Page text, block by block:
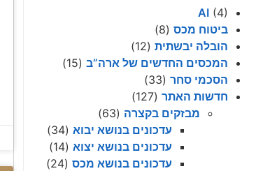
AI (4)
ביטוח מכס (8)
הובלה יבשתית (12)
המכסים החדשים של ארה”ב (15)
הסכמי סחר (33)
חדשות האתר (127)
מבזקים בקצרה (63)
עדכונים בנושא יבוא (34)
עדכונים בנושא יצוא (14)
עדכונים בנושא מכס (24)